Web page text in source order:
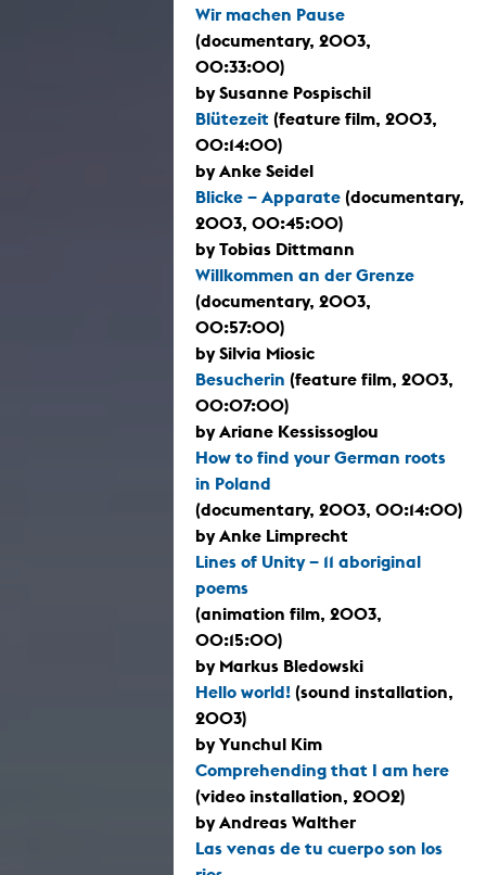
Wir machen Pause
(documentary, 2003,
00:33:00)
by Susanne Pospischil
Blütezeit (feature film, 2003,
00:14:00)
by Anke Seidel
Blicke – Apparate (documentary,
2003, 00:45:00)
by Tobias Dittmann
Willkommen an der Grenze
(documentary, 2003,
00:57:00)
by Silvia Miosic
Besucherin (feature film, 2003,
00:07:00)
by Ariane Kessissoglou
How to find your German roots
in Poland
(documentary, 2003, 00:14:00)
by Anke Limprecht
Lines of Unity – 11 aboriginal
poems
(animation film, 2003,
00:15:00)
by Markus Bledowski
Hello world! (sound installation,
2003)
by Yunchul Kim
Comprehending that I am here
(video installation, 2002)
by Andreas Walther
Las venas de tu cuerpo son los